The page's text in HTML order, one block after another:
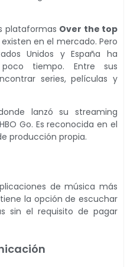
plataformas Over the top
en el mercado. Pero
Unidos y España ha
tiempo. Entre sus
series, películas y
lanzó su streaming
Go. Es reconocida en el
producción propia.
de música más
la opción de escuchar
sin el requisito de pagar